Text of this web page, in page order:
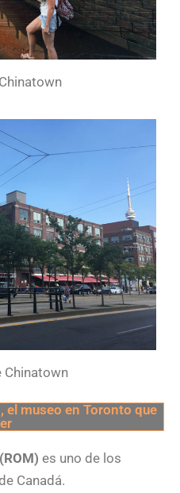
Chinatown
el museo en Toronto que
es uno de los
Canadá.